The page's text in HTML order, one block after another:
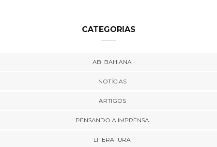
CATEGORIAS
ABI BAHIANA
NOTÍCIAS
ARTIGOS
PENSANDO A IMPRENSA
LITERATURA